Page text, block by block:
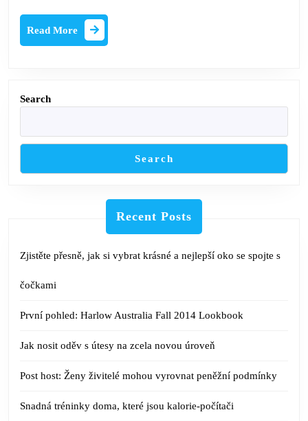
scéně:
Read More
More
Search
Search
Recent Posts
Zjistěte přesně, jak si vybrat krásné a nejlepší oko se spojte s
čočkami
První pohled: Harlow Australia Fall 2014 Lookbook
Jak nosit oděv s útesy na zcela novou úroveň
Post host: Ženy živitelé mohou vyrovnat peněžní podmínky
Snadná tréninky doma, které jsou kalorie-počítači